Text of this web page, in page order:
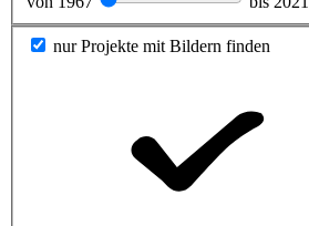
nur Projekte mit Bildern finden